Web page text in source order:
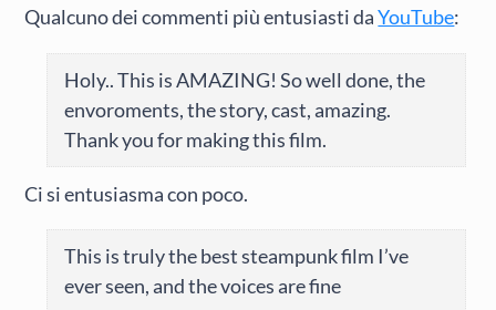
Qualcuno dei commenti più entusiasti daYouTube:
Holy.. This is AMAZING! So well done, the
envoroments, the story, cast, amazing.
Thank you for making this film.
Ci si entusiasma con poco.
This is truly the best steampunk film I’ve
ever seen, and the voices are fine